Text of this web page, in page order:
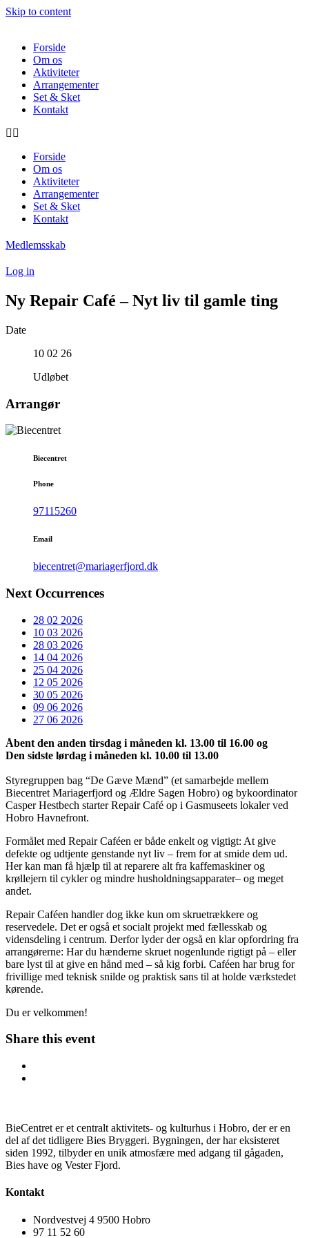
Skip to content
Forside
Om os
Aktiviteter
Arrangementer
Set & Sket
Kontakt
Forside
Om os
Aktiviteter
Arrangementer
Set & Sket
Kontakt
Medlemsskab
Log in
Ny Repair Café – Nyt liv til gamle ting
Date
10 02 26
Udløbet
Arrangør
Biecentret
Phone
97115260
Email
biecentret@mariagerfjord.dk
Next Occurrences
28 02 2026
10 03 2026
28 03 2026
14 04 2026
25 04 2026
12 05 2026
30 05 2026
09 06 2026
27 06 2026
Åbent den anden tirsdag i måneden kl. 13.00 til 16.00 og
Den sidste lørdag i måneden kl. 10.00 til 13.00
Styregruppen bag “De Gæve Mænd” (et samarbejde mellem
Biecentret Mariagerfjord og Ældre Sagen Hobro) og bykoordinator
Casper Hestbech starter Repair Café op i Gasmuseets lokaler ved
Hobro Havnefront.
Formålet med Repair Caféen er både enkelt og vigtigt: At give
defekte og udtjente genstande nyt liv – frem for at smide dem ud.
Her kan man få hjælp til at reparere alt fra kaffemaskiner og
krøllejern til cykler og mindre husholdningsapparater– og meget
andet.
Repair Caféen handler dog ikke kun om skruetrækkere og
reservedele. Det er også et socialt projekt med fællesskab og
vidensdeling i centrum. Derfor lyder der også en klar opfordring fra
arrangørerne: Har du hænderne skruet nogenlunde rigtigt på – eller
bare lyst til at give en hånd med – så kig forbi. Caféen har brug for
frivillige med teknisk snilde og praktisk sans til at holde værkstedet
kørende.
Du er velkommen!
Share this event
BieCentret er et centralt aktivitets- og kulturhus i Hobro, der er en
del af det tidligere Bies Bryggeri. Bygningen, der har eksisteret
siden 1992, tilbyder en unik atmosfære med adgang til gågaden,
Bies have og Vester Fjord.
Kontakt
Nordvestvej 4 9500 Hobro
97 11 52 60